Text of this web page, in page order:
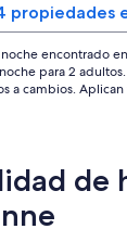
propiedades
encontrado
para 2
a cambios.
de